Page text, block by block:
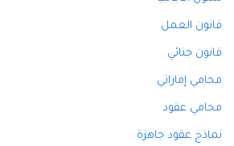
قانون العمل
قانون جنائي
محامي إماراتي
محامي عقود
نماذج عقود جاهزة